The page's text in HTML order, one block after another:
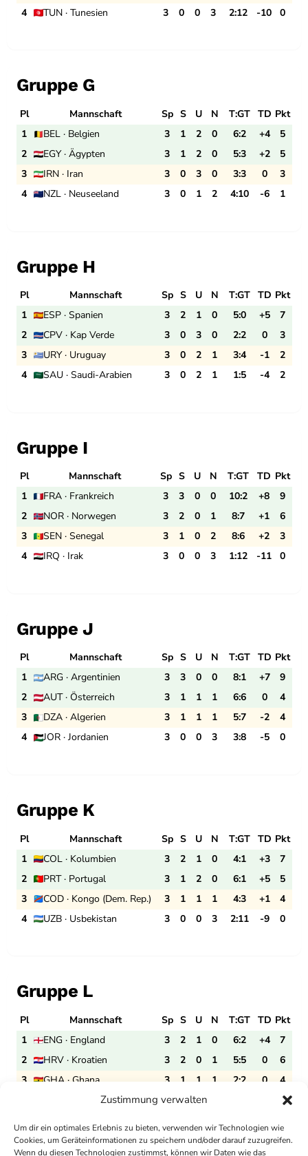
Zustimmung verwalten
Um dir ein optimales Erlebnis zu bieten, verwenden wir Technologien wie
Cookies, um Geräteinformationen zu speichern und/oder darauf zuzugreifen.
Wenn du diesen Technologien zustimmst, können wir Daten wie das
4
TUN · Tunesien 3 0 0 3 2:12 -10 0
Gruppe G
Pl Mannschaft Sp S U N T:GT TD Pkt
1
BEL · Belgien 3 1 2 0 6:2 +4
5
2
EGY · Ägypten 3 1 2 0 5:3 +2
5
3
IRN · Iran 3 0 3 0 3:3 0
3
4
NZL · Neuseeland 3 0 1 2 4:10 -6 1
Gruppe H
Pl Mannschaft Sp S U N T:GT TD Pkt
1
ESP · Spanien 3 2 1 0 5:0 +5
7
2
CPV · Kap Verde 3 0 3 0 2:2 0
3
3
URY · Uruguay 3 0 2 1 3:4 -1
2
4
SAU · Saudi-Arabien 3 0 2 1 1:5 -4 2
Gruppe I
Pl Mannschaft Sp S U N T:GT TD Pkt
1
FRA · Frankreich 3 3 0 0 10:2 +8
9
2
NOR · Norwegen 3 2 0 1 8:7 +1
6
3
SEN · Senegal 3 1 0 2 8:6 +2
3
4
IRQ · Irak 3 0 0 3 1:12 -11 0
Gruppe J
Pl Mannschaft Sp S U N T:GT TD Pkt
1
ARG · Argentinien 3 3 0 0 8:1 +7
9
2
AUT · Österreich 3 1 1 1 6:6 0
4
3
DZA · Algerien 3 1 1 1 5:7 -2
4
4
JOR · Jordanien 3 0 0 3 3:8 -5 0
Gruppe K
Pl Mannschaft Sp S U N T:GT TD Pkt
1
COL · Kolumbien 3 2 1 0 4:1 +3
7
2
PRT · Portugal 3 1 2 0 6:1 +5
5
3
COD · Kongo (Dem. Rep.) 3 1 1 1 4:3 +1
4
4
UZB · Usbekistan 3 0 0 3 2:11 -9 0
Gruppe L
Pl Mannschaft Sp S U N T:GT TD Pkt
1
ENG · England 3 2 1 0 6:2 +4
7
2
HRV · Kroatien 3 2 0 1 5:5 0
6
3
GHA · Ghana 3 1 1 1 2:2 0
4
PAN · Panama 3 0 0 0